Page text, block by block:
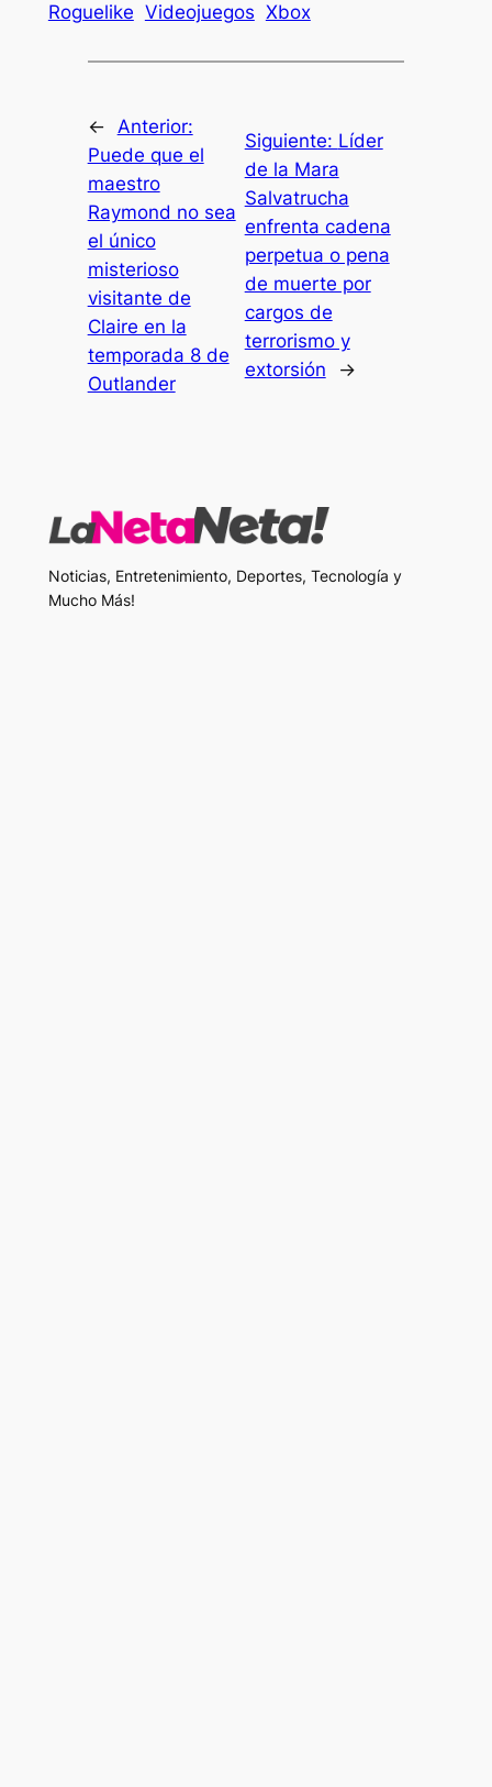
Roguelike Videojuegos Xbox
←
Anterior:
Puede que el
maestro
Raymond no sea
el único
misterioso
visitante de
Claire en la
temporada 8 de
Outlander
Siguiente: Líder
de la Mara
Salvatrucha
enfrenta cadena
perpetua o pena
de muerte por
cargos de
terrorismo y
extorsión
→
Noticias, Entretenimiento, Deportes, Tecnología y
Mucho Más!